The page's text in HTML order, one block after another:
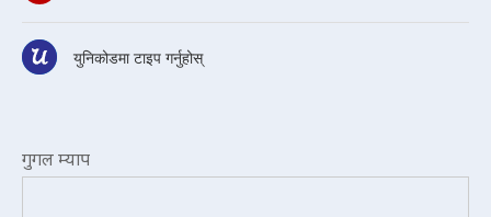
युनिकोडमा टाइप गर्नुहोस्
गुगल म्याप